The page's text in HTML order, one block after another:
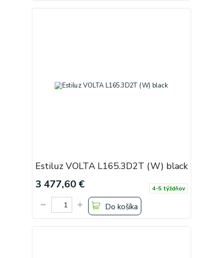
Estiluz VOLTA L165.3D2T (W) black
3 477,60 € 4-5 týždňov
Do košíka